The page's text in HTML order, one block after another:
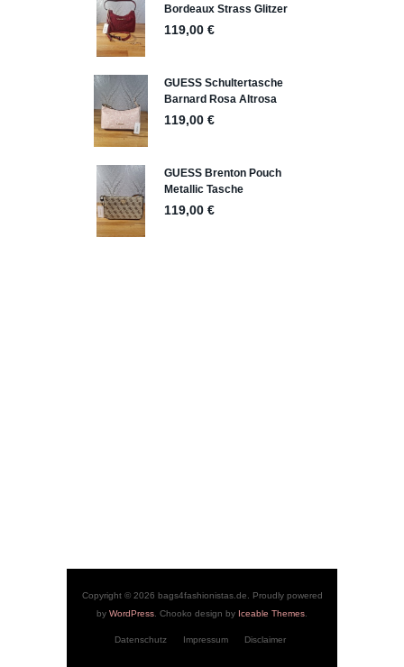
Copyright © 2026 bags4fashionistas.de. Proudly powered
by WordPress . Chooko design by Iceable Themes
Datenschutz Impressum Disclaimer